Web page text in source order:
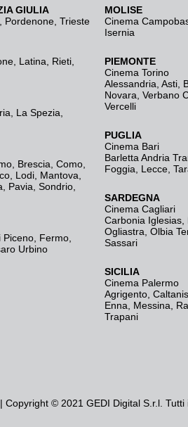
GIULIA
Pordenone Trieste
Latina Rieti
La Spezia
Brescia, Como
Lodi Mantova
Pavia Sondrio
Piceno Fermo
Urbino
MOLISE
Cinema
Isernia
PIEMONTE
Cinema Torino
Alessandria Asti
Novara Verbano
Vercelli
PUGLIA
Cinema Bari
Barletta Andria
Foggia
Lecce
SARDEGNA
Cinema Cagliari
Carbonia Iglesias
Ogliastra Olbia
Sassari
SICILIA
Cinema Palermo
Agrigento
Enna
Messina
Trapani
| Copyright © 2021 GEDI Digital S.r.l. Tutti